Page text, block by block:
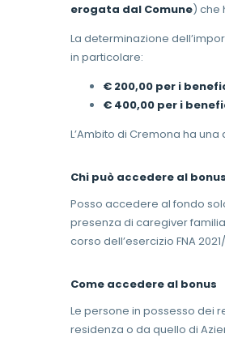
erogata dal Comune) che
La determinazione
in particolare:
€ 200,00 per i
€ 400,00 per i
L’Ambito di Cremona ha
Chi può accedere al bonus
Posso accedere al fondo
presenza di caregiver
corso dell’esercizio FNA
Come accedere al bonus
Le persone in possesso dei
residenza o da quello di